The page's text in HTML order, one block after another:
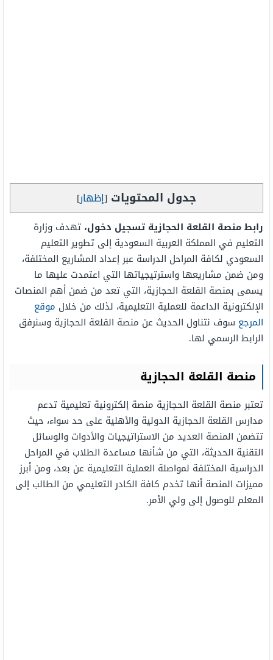
جدول المحتويات [إظهار]
رابط منصة القلعة الحجازية تسجيل دخول، تهدف وزارة
التعليم في المملكة العربية السعودية إلى تطوير التعليم
السعودي لكافة المراحل الدراسة عبر إعداد المشاريع المختلفة،
ومن ضمن مشاريعها واسترتيجياتها التي اعتمدت عليها ما
يسمى بمنصة القلعة الحجازية، التي تعد من ضمن أهم المنصات
الإلكترونية الداعمة للعملية التعليمية، لذلك من خلال موقع
المرجع سوف نتناول الحديث عن منصة القلعة الحجازية وسنرفق
الرابط الرسمي لها.
منصة القلعة الحجازية
تعتبر منصة القلعة الحجازية منصة إلكترونية تعليمية تدعم
مدارس القلعة الحجازية الدولية والأهلية على حد سواء، حيث
تتضمن المنصة العديد من الاستراتيجيات والأدوات والوسائل
التقنية الحديثة، التي من شأنها مساعدة الطلاب في المراحل
الدراسية المختلفة لمواصلة العملية التعليمية عن بعد، ومن أبرز
مميزات المنصة أنها تخدم كافة الكادر التعليمي من الطالب إلى
المعلم للوصول إلى ولي الأمر.